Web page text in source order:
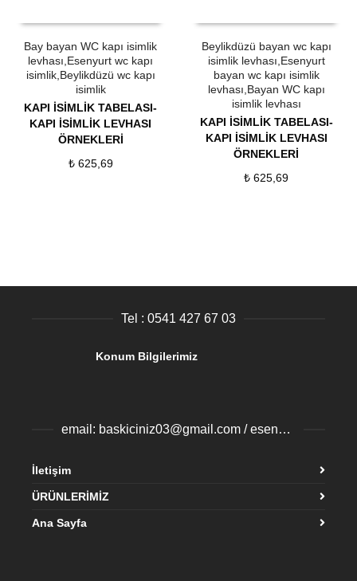
Bay bayan WC kapı isimlik
levhası,Esenyurt wc kapı
isimlik,Beylikdüzü wc kapı
isimlik
KAPI İSİMLİK TABELASI-
KAPI İSİMLİK LEVHASI
ÖRNEKLERİ
₺625,69
Beylikdüzü bayan wc kapı
isimlik levhası,Esenyurt
bayan wc kapı isimlik
levhası,Bayan WC kapı
isimlik levhası
KAPI İSİMLİK TABELASI-
KAPI İSİMLİK LEVHASI
ÖRNEKLERİ
₺ 625,69
Tel : 0541 427 67 03
Konum Bilgilerimiz
email: baskiciniz03@gmail.com / esenyurtbaski@gmail.com
İletişim
ÜRÜNLERİMİZ
Ana Sayfa